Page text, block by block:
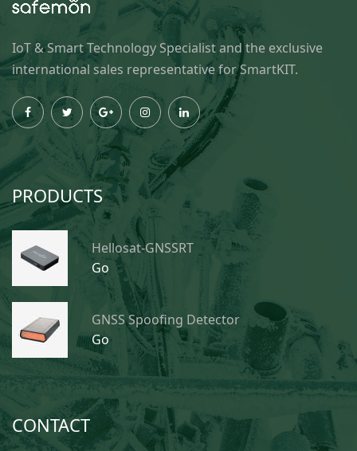
IoT & Smart Technology Specialist and the exclusive
international sales representative for SmartKIT.
PRODUCTS
Hellosat-GNSSRT
Go
GNSS Spoofing Detector
Go
CONTACT